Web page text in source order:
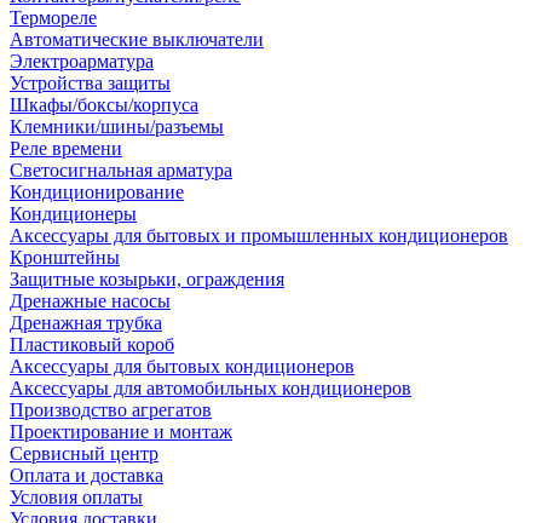
Термореле
Автоматические выключатели
Электроарматура
Устройства защиты
Шкафы/боксы/корпуса
Клемники/шины/разъемы
Реле времени
Светосигнальная арматура
Кондиционирование
Кондиционеры
Аксессуары для бытовых и промышленных кондиционеров
Кронштейны
Защитные козырьки, ограждения
Дренажные насосы
Дренажная трубка
Пластиковый короб
Аксессуары для бытовых кондиционеров
Аксессуары для автомобильных кондиционеров
Производство агрегатов
Проектирование и монтаж
Сервисный центр
Оплата и доставка
Условия оплаты
Условия доставки